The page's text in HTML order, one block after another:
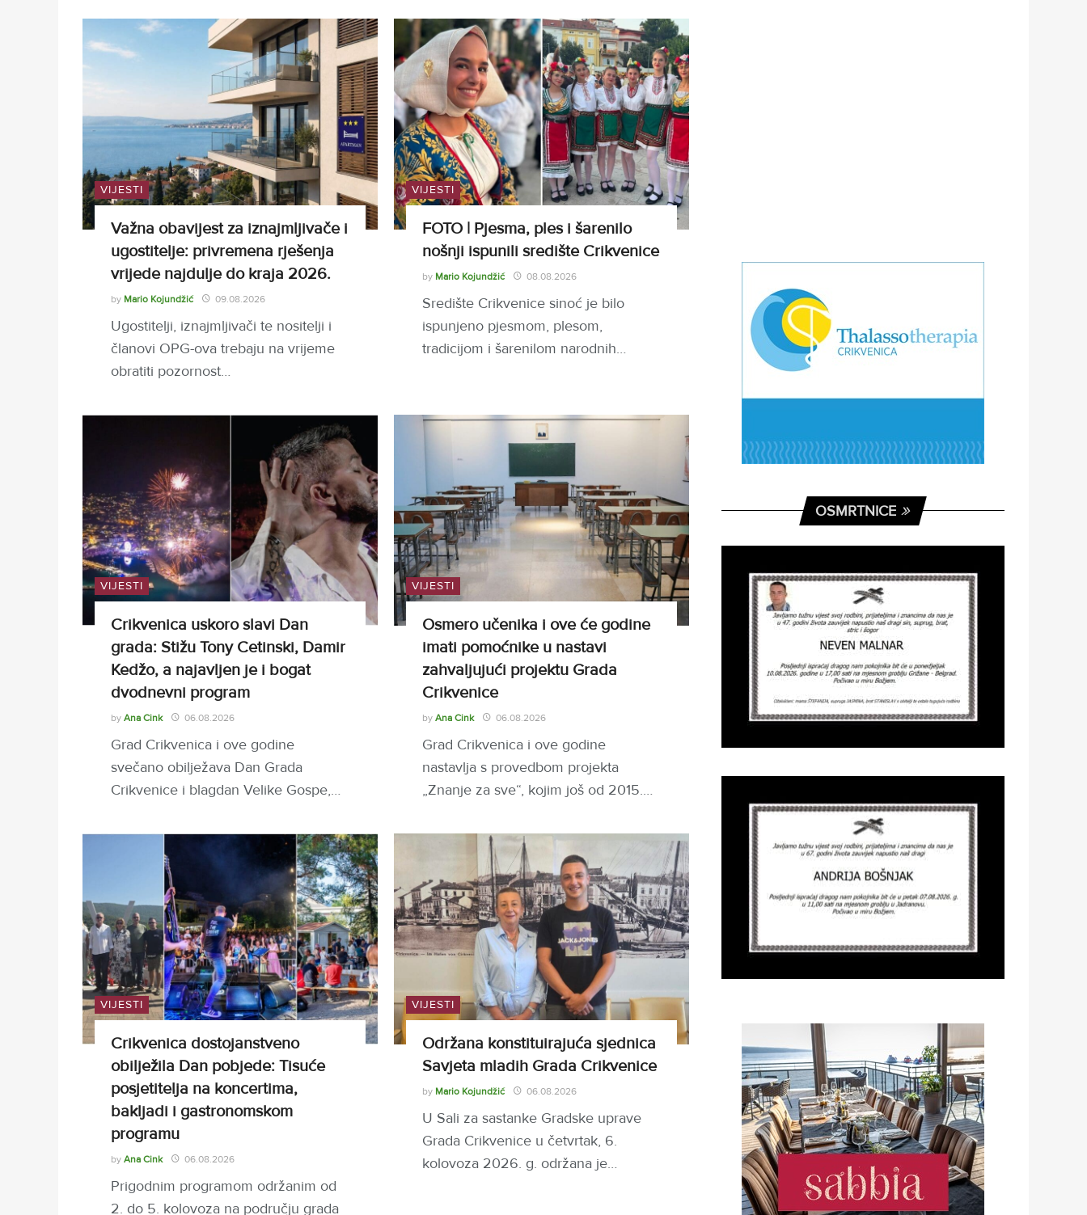
VIJESTI
Važna obavijest za iznajmljivače i
ugostitelje: privremena rješenja
vrijede najdulje do kraja 2026.
by Mario Kojundžić 09.08.2026
Ugostitelji, iznajmljivači te nositelji i
članovi OPG-ova trebaju na vrijeme
obratiti pozornost…
VIJESTI
FOTO | Pjesma, ples i šarenilo
nošnji ispunili središte Crikvenice
by Mario Kojundžić 08.08.2026
Središte Crikvenice sinoć je bilo
ispunjeno pjesmom, plesom,
tradicijom i šarenilom narodnih…
VIJESTI
Crikvenica uskoro slavi Dan
grada: Stižu Tony Cetinski, Damir
Kedžo, a najavljen je i bogat
dvodnevni program
by Ana Cink 06.08.2026
Grad Crikvenica i ove godine
svečano obilježava Dan Grada
Crikvenice i blagdan Velike Gospe,…
VIJESTI
Osmero učenika i ove će godine
imati pomoćnike u nastavi
zahvaljujući projektu Grada
Crikvenice
by Ana Cink 06.08.2026
Grad Crikvenica i ove godine
nastavlja s provedbom projekta
„Znanje za sve“, kojim još od 2015.…
VIJESTI
Crikvenica dostojanstveno
obilježila Dan pobjede: Tisuće
posjetitelja na koncertima,
bakljadi i gastronomskom
programu
by Ana Cink 06.08.2026
Prigodnim programom održanim od
2. do 5. kolovoza na području grada
VIJESTI
Održana konstituirajuća sjednica
Savjeta mladih Grada Crikvenice
by Mario Kojundžić 06.08.2026
U Sali za sastanke Gradske uprave
Grada Crikvenice u četvrtak, 6.
kolovoza 2026. g. održana je…
OSMRTNICE